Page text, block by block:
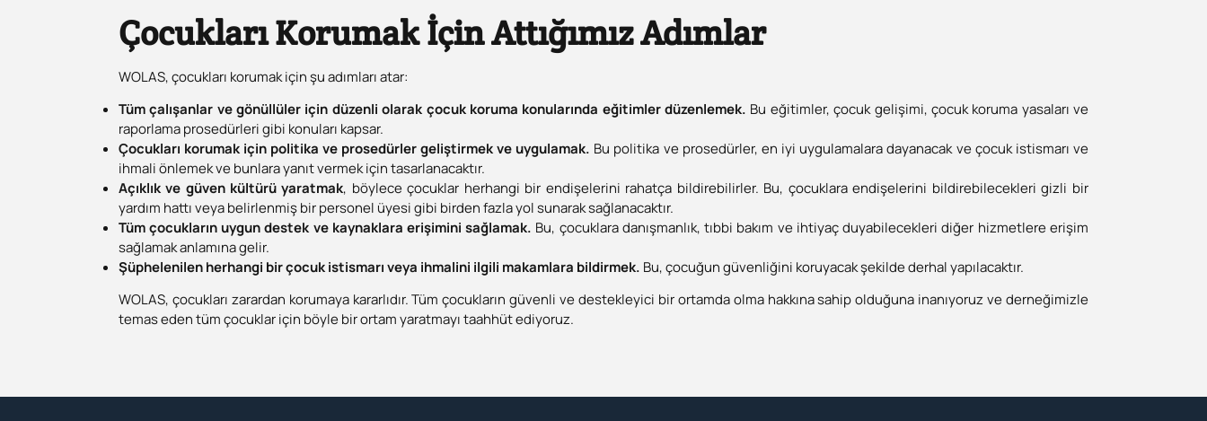
Çocukları Korumak İçin Attığımız Adımlar
WOLAS, çocukları korumak için şu adımları atar:
Tüm çalışanlar ve gönüllüler için düzenli olarak çocuk koruma konularında eğitimler düzenlemek. Bu eğitimler, çocuk gelişimi, çocuk koruma yasaları ve
raporlama prosedürleri gibi konuları kapsar.
Çocukları korumak için politika ve prosedürler geliştirmek ve uygulamak. Bu politika ve prosedürler, en iyi uygulamalara dayanacak ve çocuk istismarı ve
ihmali önlemek ve bunlara yanıt vermek için tasarlanacaktır.
Açıklık ve güven kültürü yaratmak, böylece çocuklar herhangi bir endişelerini rahatça bildirebilirler. Bu, çocuklara endişelerini bildirebilecekleri gizli bir
yardım hattı veya belirlenmiş bir personel üyesi gibi birden fazla yol sunarak sağlanacaktır.
Tüm çocukların uygun destek ve kaynaklara erişimini sağlamak. Bu, çocuklara danışmanlık, tıbbi bakım ve ihtiyaç duyabilecekleri diğer hizmetlere erişim
sağlamak anlamına gelir.
Şüphelenilen herhangi bir çocuk istismarı veya ihmalini ilgili makamlara bildirmek. Bu, çocuğun güvenliğini koruyacak şekilde derhal yapılacaktır.
WOLAS, çocukları zarardan korumaya kararlıdır. Tüm çocukların güvenli ve destekleyici bir ortamda olma hakkına sahip olduğuna inanıyoruz ve derneğimizle
temas eden tüm çocuklar için böyle bir ortam yaratmayı taahhüt ediyoruz.